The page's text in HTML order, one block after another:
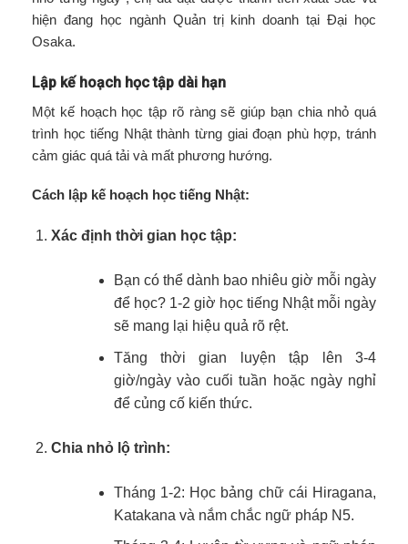
hiện đang học ngành Quản trị kinh doanh tại Đại học
Osaka.
Lập kế hoạch học tập dài hạn
Một kế hoạch học tập rõ ràng sẽ giúp bạn chia nhỏ quá
trình học tiếng Nhật thành từng giai đoạn phù hợp, tránh
cảm giác quá tải và mất phương hướng.
Cách lập kế hoạch học tiếng Nhật:
Xác định thời gian học tập:
Bạn có thể dành bao nhiêu giờ mỗi ngày
để học? 1-2 giờ học tiếng Nhật mỗi ngày
sẽ mang lại hiệu quả rõ rệt.
Tăng thời gian luyện tập lên 3-4
giờ/ngày vào cuối tuần hoặc ngày nghỉ
để củng cố kiến thức.
Chia nhỏ lộ trình:
Tháng 1-2: Học bảng chữ cái Hiragana,
Katakana và nắm chắc ngữ pháp N5.